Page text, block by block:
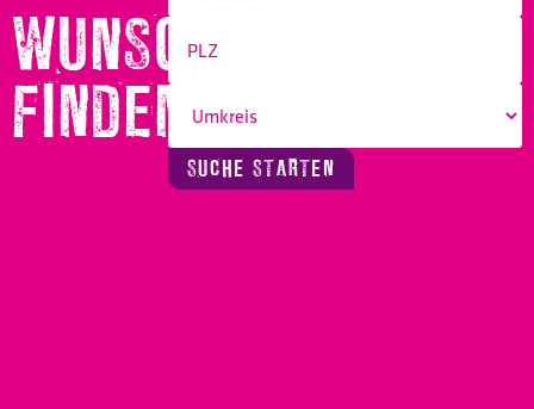
WUNSCHBERUF
FINDEN!
SUCHE STARTEN